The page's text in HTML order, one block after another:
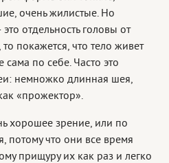
очень жилистые. Но
отдельность головы от
покажется, что тело живет
по себе. Часто это
немножко длинная шея,
«прожектор».
хорошее зрение, или по
потому что они все время
прищуру их как раз и легко